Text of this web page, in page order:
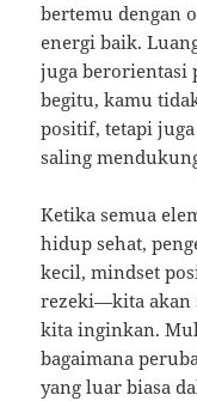
bertemu dengan
energi baik.
juga berorientasi
begitu, kamu
positif, tetapi
saling
Ketika semua
hidup sehat,
kecil, mindset
rezeki—kita akan
kita inginkan.
bagaimana
yang luar biasa